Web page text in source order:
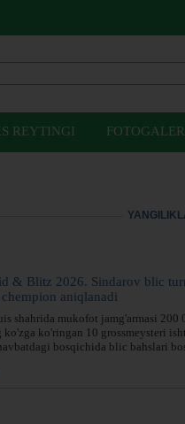
REYTINGI
& Blitz 2026. Sindarov blic
aniqlanadi
shahrida mukofot jamg'armasi
ko'ringan 10 grossmeysteri
bosqichida blic bahslari